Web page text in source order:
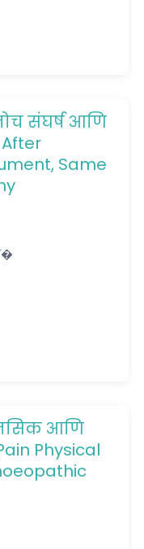
संघर्ष आणि
Same
आणि
Physical